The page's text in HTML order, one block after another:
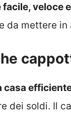
veloce
da mettere in
casa
dei soldi. Il